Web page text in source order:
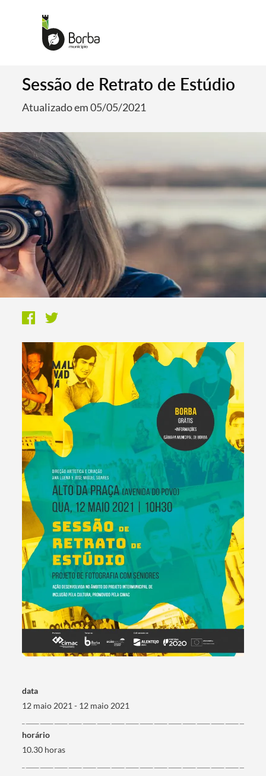
Termo de Pesquisa
Sessão de Retrato de Estúdio
Atualizado em 05/05/2021
data
12 maio 2021 - 12 maio 2021
horário
10.30 horas